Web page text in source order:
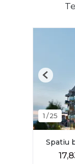
1 /25
Previous
Spatiu